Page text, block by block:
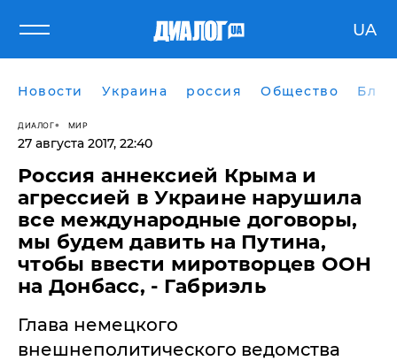
UA
Новости Украина россия Общество
ДИАЛОГ МИР
27 августа 2017, 22:40
Россия аннексией Крыма и
агрессией в Украине нарушила
все международные договоры,
мы будем давить на Путина,
чтобы ввести миротворцев ООН
на Донбасс, - Габриэль
Глава немецкого
внешнеполитического ведомства